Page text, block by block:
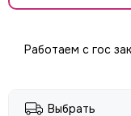
SMOKE FACTORY
Работаем с гос
Выбрать